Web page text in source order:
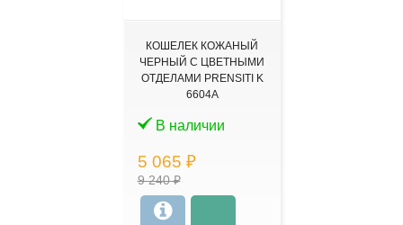
КОШЕЛЕК КОЖАНЫЙ
ЧЕРНЫЙ С ЦВЕТНЫМИ
ОТДЕЛАМИ PRENSITI K
6604А
В наличии
5 065 ₽
9 240 ₽